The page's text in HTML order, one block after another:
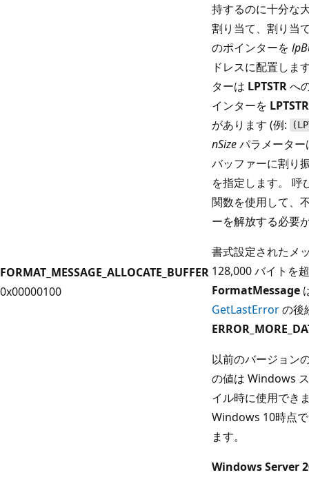
FORMAT_MESSAGE_ALLOCATE_BUFFER
0x00000100
持するのに十分な
割り当て、割り当
のポインターを
ドレスに配置しま
ターは LPTSTRへ
インターを LPTSTR
があります (例:
nSizeパラメータ
バッファーに割り
を指定します。 呼
関数を使用して、
ーを解放する必要
書式設定されたメ
128,000 バイトを
FormatMessage
GetLastErrorの後
以前のバージョン
の値は Windows
イル時に使用でき
Windows 10時点
ます。
Windows Server